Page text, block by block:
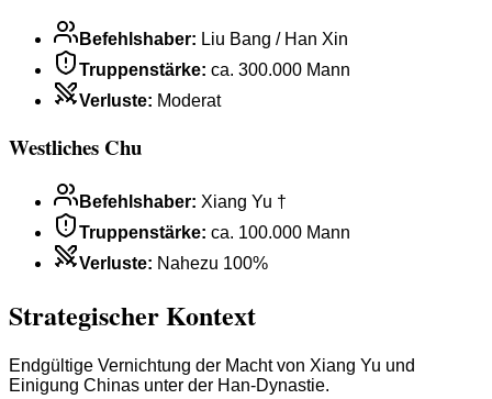
Befehlshaber: Liu Bang / Han Xin
Truppenstärke: ca. 300.000 Mann
Verluste: Moderat
Westliches Chu
Befehlshaber: Xiang Yu †
Truppenstärke: ca. 100.000 Mann
Verluste: Nahezu 100%
Strategischer Kontext
Endgültige Vernichtung der Macht von Xiang Yu und
Einigung Chinas unter der Han-Dynastie.